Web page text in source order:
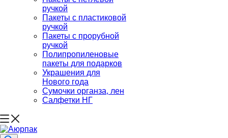
ручкой
Пакеты с пластиковой
ручкой
Пакеты с прорубной
ручкой
Полипропиленовые
пакеты для подарков
Украшения для
Нового года
Сумочки органза, лен
Салфетки НГ